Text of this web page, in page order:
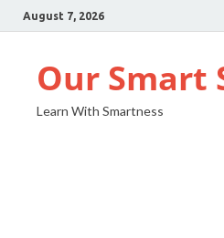
August 7, 2026
Our Smart
Learn With Smartness